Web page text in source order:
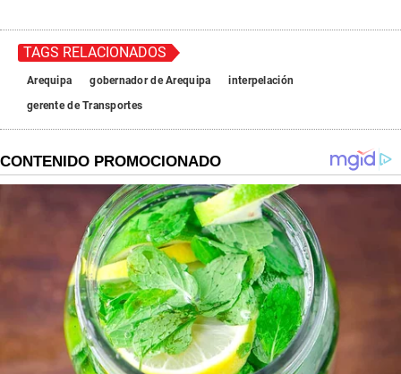
TAGS RELACIONADOS
Arequipa gobernador de Arequipa
interpelación
gerente de Transportes